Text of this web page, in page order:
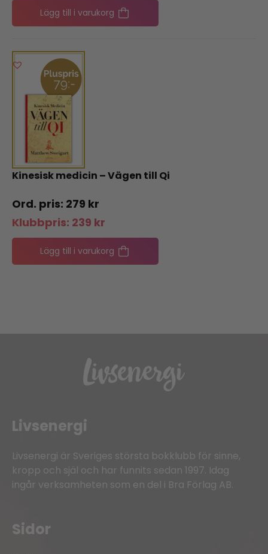
Lägg till i varukorg
Kinesisk medicin – Vägen till Qi
279 kr
Klubbpris: 239 kr
Lägg till i varukorg
Livsenergi
Livsenergi är Sveriges största bokklubb för sinne,
kropp och själ och har funnits sedan 1997. Idag
ingår verksamheten som en del i Bra Förlag AB.
Sidor